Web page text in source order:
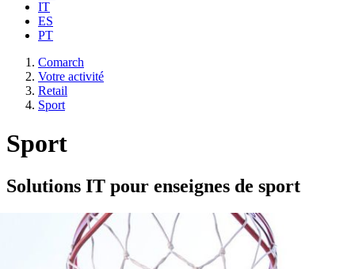
IT
ES
PT
Comarch
Votre activité
Retail
Sport
Sport
Solutions IT pour enseignes de sport